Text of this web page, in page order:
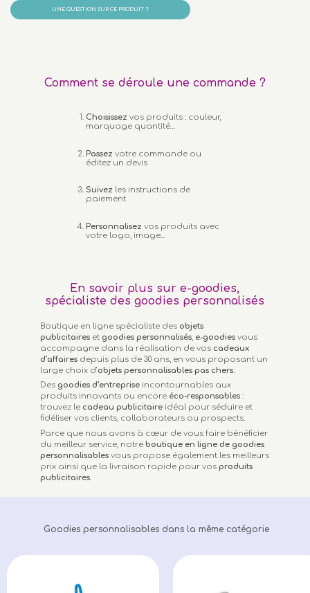
UNE QUESTION SUR CE PRODUIT ?
Comment se déroule une commande ?
Choisissez vos produits : couleur,
marquage quantité…
Passez votre commande ou
éditez un devis
Suivez les instructions de
paiement
Personnalisez vos produits avec
votre logo, image...
En savoir plus sur e-goodies,
spécialiste des goodies personnalisés
Boutique en ligne spécialiste des objets
publicitaires et goodies personnalisés, e-goodies vous
accompagne dans la réalisation de vos cadeaux
d’affaires depuis plus de 30 ans, en vous proposant un
large choix d’objets personnalisables pas chers.
Des goodies d’entreprise incontournables aux
produits innovants ou encore éco-responsables :
trouvez le cadeau publicitaire idéal pour séduire et
fidéliser vos clients, collaborateurs ou prospects.
Parce que nous avons à cœur de vous faire bénéficier
du meilleur service, notreboutique en ligne de goodies
personnalisables vous propose également les meilleurs
prix ainsi que la livraison rapide pour vos produits
publicitaires.
Goodies personnalisables dans la même catégorie